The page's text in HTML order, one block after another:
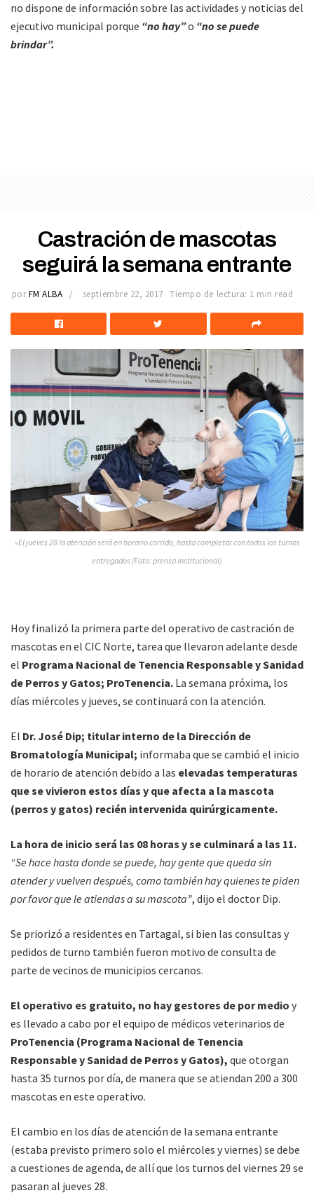
no dispone de información sobre las actividades y noticias del
ejecutivo municipal porque “no hay”o “no se puede
brindar”.
Castración de mascotas
seguirá la semana entrante
por FM ALBA septiembre 22, 2017 Tiempo de lectura: 1 min read
»El jueves 28 la atención será en horario corrido, hasta completar con todos los turnos
entregados (Foto: prensa institucional)
Hoy finalizó la primera parte del operativo de castración de
mascotas en el CIC Norte, tarea que llevaron adelante desde
el Programa Nacional de Tenencia Responsable y Sanidad
de Perros y Gatos; ProTenencia. La semana próxima, los
días miércoles y jueves, se continuará con la atención.
El Dr. José Dip; titular interno de la Dirección de
Bromatología Municipal; informaba que se cambió el inicio
de horario de atención debido a las elevadas temperaturas
que se vivieron estos días y que afecta a la mascota
(perros y gatos) recién intervenida quirúrgicamente.
La hora de inicio será las 08 horas y se culminará a las 11.
“Se hace hasta donde se puede, hay gente que queda sin
atender y vuelven después, como también hay quienes te piden
por favor que le atiendas a su mascota”, dijo el doctor Dip.
Se priorizó a residentes en Tartagal, si bien las consultas y
pedidos de turno también fueron motivo de consulta de
parte de vecinos de municipios cercanos.
El operativo es gratuito, no hay gestores de por medio y
es llevado a cabo por el equipo de médicos veterinarios de
ProTenencia (Programa Nacional de Tenencia
Responsable y Sanidad de Perros y Gatos), que otorgan
hasta 35 turnos por día, de manera que se atiendan 200 a 300
mascotas en este operativo.
El cambio en los días de atención de la semana entrante
(estaba previsto primero solo el miércoles y viernes) se debe
a cuestiones de agenda, de allí que los turnos del viernes 29 se
pasaran al jueves 28.